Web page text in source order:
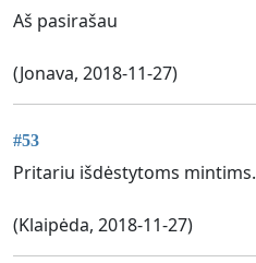
Aš pasirašau
(Jonava, 2018-11-27)
#53
Pritariu išdėstytoms mintims.
(Klaipėda, 2018-11-27)